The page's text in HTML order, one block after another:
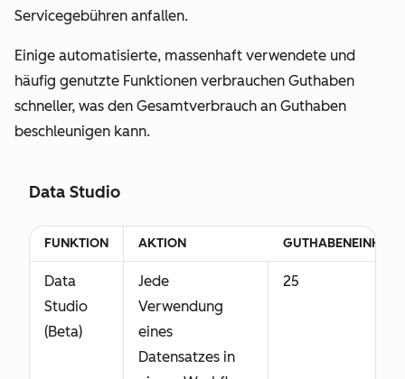
Servicegebühren anfallen.
Einige automatisierte, massenhaft verwendete und
häufig genutzte Funktionen verbrauchen Guthaben
schneller, was den Gesamtverbrauch an Guthaben
beschleunigen kann.
Data Studio
FUNKTION AKTION
Data
Studio
(Beta)
Jede
Verwendung
eines
Datensatzes in
25